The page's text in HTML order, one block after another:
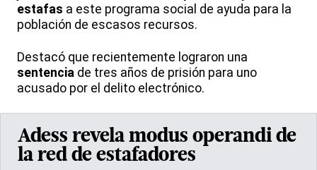
estafas a este programa social de ayuda para la
población de escasos recursos.
Destacó que recientemente lograron una
sentencia de tres años de prisión para uno
acusado por el delito electrónico.
Adess revela modus operandi de
la red de estafadores